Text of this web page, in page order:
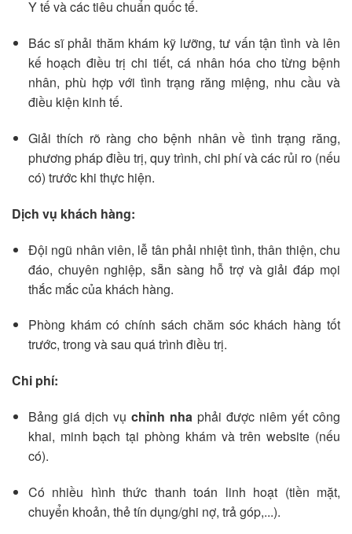
Y tế và các tiêu chuẩn quốc tế.
Bác sĩ phải thăm khám kỹ lưỡng, tư vấn tận tình và lên
kế hoạch điều trị chi tiết, cá nhân hóa cho từng bệnh
nhân, phù hợp với tình trạng răng miệng, nhu cầu và
điều kiện kinh tế.
Giải thích rõ ràng cho bệnh nhân về tình trạng răng,
phương pháp điều trị, quy trình, chi phí và các rủi ro (nếu
có) trước khi thực hiện.
Dịch vụ khách hàng:
Đội ngũ nhân viên, lễ tân phải nhiệt tình, thân thiện, chu
đáo, chuyên nghiệp, sẵn sàng hỗ trợ và giải đáp mọi
thắc mắc của khách hàng.
Phòng khám có chính sách chăm sóc khách hàng tốt
trước, trong và sau quá trình điều trị.
Chi phí:
Bảng giá dịch vụ chỉnh nhaphải được niêm yết công
khai, minh bạch tại phòng khám và trên website (nếu
có).
Có nhiều hình thức thanh toán linh hoạt (tiền mặt,
chuyển khoản, thẻ tín dụng/ghi nợ, trả góp,...).